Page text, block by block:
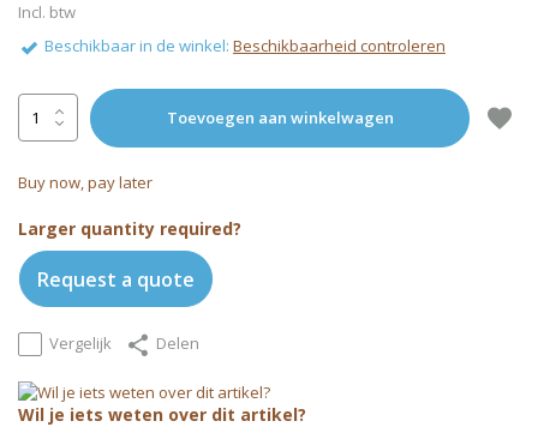
Incl. btw
Beschikbaar in de winkel: Beschikbaarheid controleren
Toevoegen aan winkelwagen
Buy now, pay later
Larger quantity required?
Request a quote
Vergelijk Delen
Wil je iets weten over dit artikel?